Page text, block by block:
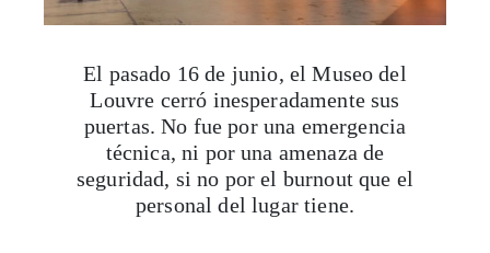
El pasado 16 de junio, el Museo del
Louvre cerró inesperadamente sus
puertas. No fue por una emergencia
técnica, ni por una amenaza de
seguridad, si no por el burnout que el
personal del lugar tiene.